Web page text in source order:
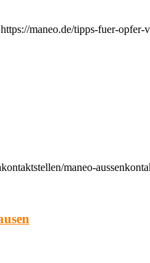
maneo.de/tipps-fuer-
maneo-